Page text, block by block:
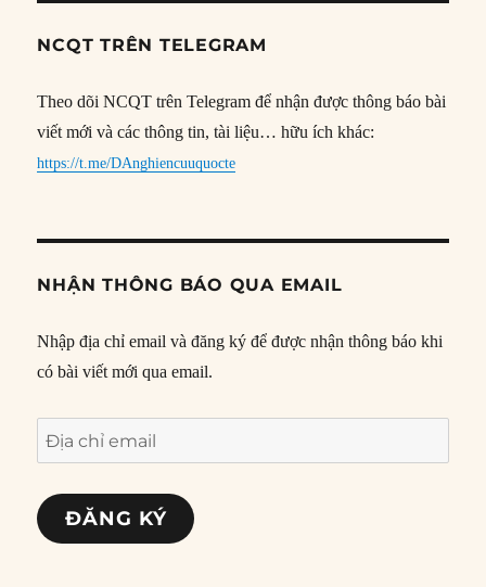
NCQT TRÊN TELEGRAM
Theo dõi NCQT trên Telegram để nhận được thông báo bài
viết mới và các thông tin, tài liệu… hữu ích khác:
https://t.me/DAnghiencuuquocte
NHẬN THÔNG BÁO QUA EMAIL
Nhập địa chỉ email và đăng ký để được nhận thông báo khi
có bài viết mới qua email.
Địa
chỉ
email
ĐĂNG KÝ